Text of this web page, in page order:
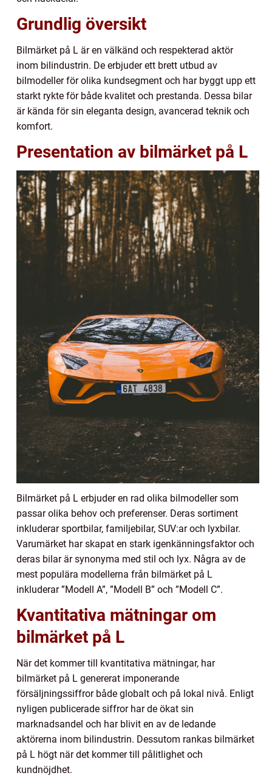
Grundlig översikt
Bilmärket på L är en välkänd och respekterad aktör
inom bilindustrin. De erbjuder ett brett utbud av
bilmodeller för olika kundsegment och har byggt upp ett
starkt rykte för både kvalitet och prestanda. Dessa bilar
är kända för sin eleganta design, avancerad teknik och
komfort.
Presentation av bilmärket på L
Bilmärket på L erbjuder en rad olika bilmodeller som
passar olika behov och preferenser. Deras sortiment
inkluderar sportbilar, familjebilar, SUV:ar och lyxbilar.
Varumärket har skapat en stark igenkänningsfaktor och
deras bilar är synonyma med stil och lyx. Några av de
mest populära modellerna från bilmärket på L
inkluderar ”Modell A”, ”Modell B” och ”Modell C”.
Kvantitativa mätningar om
bilmärket på L
När det kommer till kvantitativa mätningar, har
bilmärket på L genererat imponerande
försäljningssiffror både globalt och på lokal nivå. Enligt
nyligen publicerade siffror har de ökat sin
marknadsandel och har blivit en av de ledande
aktörerna inom bilindustrin. Dessutom rankas bilmärket
på L högt när det kommer till pålitlighet och
kundnöjdhet.